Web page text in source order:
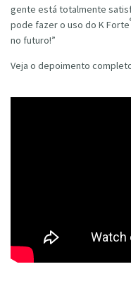
gente está totalmente
pode fazer o uso do K Forte
no futuro!”
Veja o depoimento